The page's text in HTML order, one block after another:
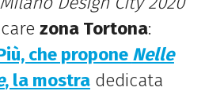
zona Tortona:
che propone Nelle
, la mostradedicata